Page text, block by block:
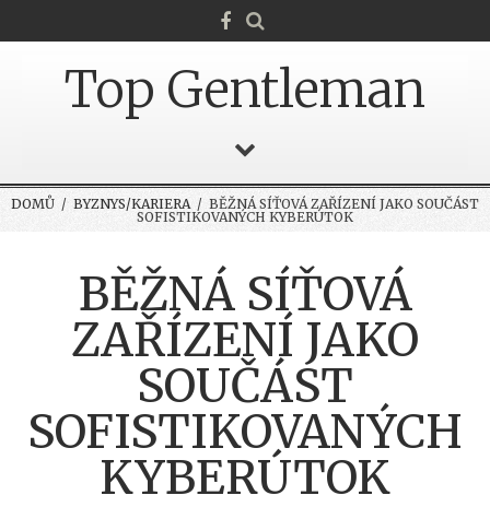
Top Gentleman
DOMŮ / BYZNYS/KARIERA / BĚŽNÁ SÍŤOVÁ ZAŘÍZENÍ JAKO SOUČÁST
SOFISTIKOVANÝCH KYBERÚTOK
BĚŽNÁ SÍŤOVÁ
ZAŘÍZENÍ JAKO
SOUČÁST
SOFISTIKOVANÝCH
KYBERÚTOK